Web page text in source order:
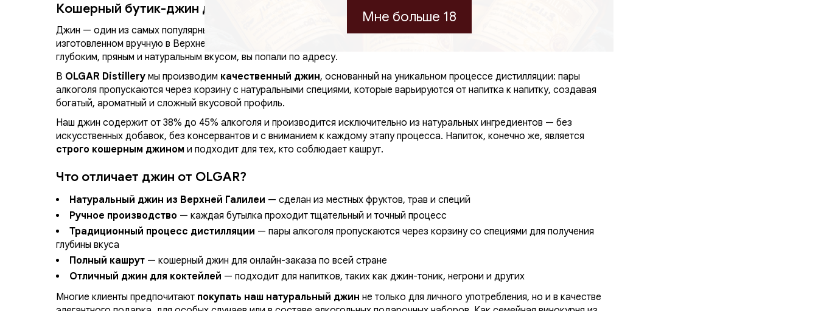
Кошерный бутик-джин для онлайн-заказа | OLGAR Distillery
Джин — один из самых популярных алкогольных напитков в мире, но когда речь идет об израильском бутик-джине,
изготовленном вручную в Верхней Галилее, это совершенно другой опыт. Если вы ищете, где
глубоким, пряным и натуральным вкусом, вы попали по адресу.
В OLGAR Distillery мы производим качественный джин, основанный на уникальном процессе дистилляции: пары
алкоголя пропускаются через корзину с натуральными специями, которые варьируются от напитка к напитку, создавая
богатый, ароматный и сложный вкусовой профиль.
Наш джин содержит от 38% до 45% алкоголя и производится исключительно из натуральных ингредиентов — без
искусственных добавок, без консервантов и с вниманием к каждому этапу процесса. Напиток, конечно же, является
строго кошерным джином и подходит для тех, кто соблюдает кашрут.
Что отличает джин от OLGAR?
Натуральный джин из Верхней Галилеи — сделан из местных фруктов, трав и специй
Ручное производство — каждая бутылка проходит тщательный и точный процесс
Традиционный процесс дистилляции — пары алкоголя пропускаются через корзину со специями для получения
глубины вкуса
Полный кашрут — кошерный джин для онлайн-заказа по всей стране
Отличный джин для коктейлей — подходит для напитков, таких как джин-тоник, негрони и других
Многие клиенты предпочитают покупать наш натуральный джин не только для личного употребления, но и в качестве
Мне больше 18